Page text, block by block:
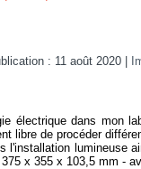
: 11 août 2020
électrique dans mon
libre de procéder
l'installation lumineuse
x 355 x 103,5 mm -